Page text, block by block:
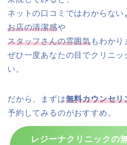
ネットの口コミではわからない
お店の清潔感や
スタッフさんの雰囲気もわかり
ぜひ一度あなたの目でクリニッ
い。
だから、まずは無料カウンセリ
予約してみるのがおすすめ。
レジーナクリニックの